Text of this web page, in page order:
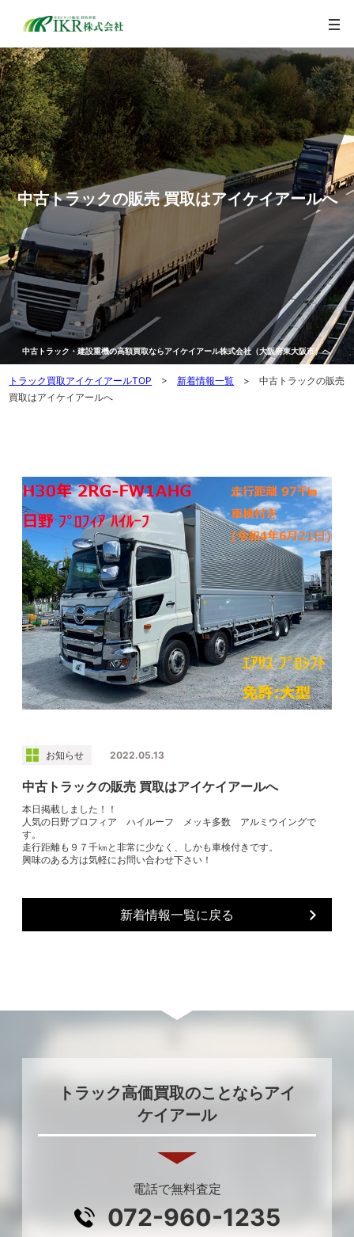
中古トラックの販売 買取はアイケイアールへ
中古トラック・建設重機の高額買取ならアイケイアール株式会社（大阪府東大阪市）へ
トラック買取アイケイアールTOP >新着情報一覧 > 中古トラックの販売
買取はアイケイアールへ
お知らせ 2022.05.13
中古トラックの販売 買取はアイケイアールへ
本日掲載しました！！
人気の日野プロフィア ハイルーフ メッキ多数 アルミウイングで
す。
走行距離も９７千㎞と非常に少なく、しかも車検付きです。
興味のある方は気軽にお問い合わせ下さい！
新着情報一覧に戻る
トラック高価買取のことならアイ
ケイアール
電話で無料査定
072-960-1235